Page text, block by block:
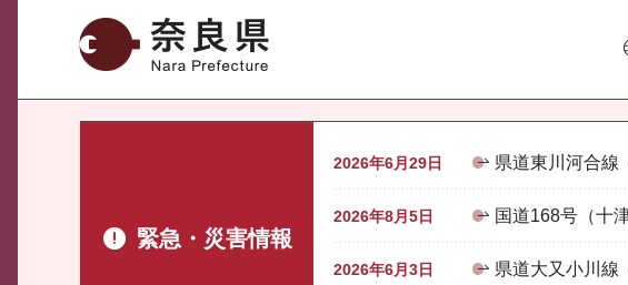
奈良県
緊急・災害情報
2026年6月29日 県道東川河合線
2026年8月5日 国道168号（十
2026年6月3日 県道大又小川線